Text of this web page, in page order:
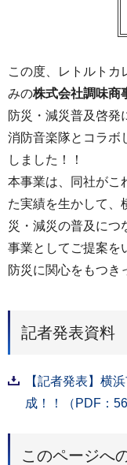
この度、レトルトカ
みの株式会社調味商
防災・減災普及啓発
消防音楽隊とコラボ
しました！！
本事業は、同社がこ
た実績を生かして、
災・減災の普及につ
事業としてご提案を
防災に関心をもつき
記者発表資料
【記者発表】横
成！！（PDF：
このページへ